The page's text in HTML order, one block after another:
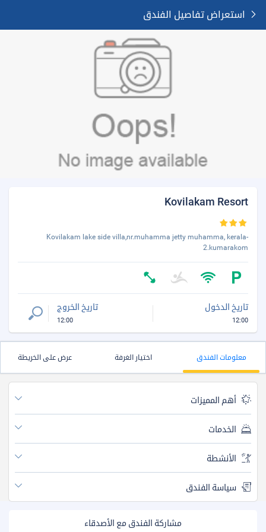
استعراض تفاصيل الفندق
Kovilakam Resort
Kovilakam lake side villa,nr.muhamma jetty muhamma, kerala-
2.kumarakom
تاريخ الدخول
12:00
تاريخ الخروج
12:00
معلومات الفندق اختيار الغرفة عرض على الخريطة
أهم المميزات
الخدمات
الأنشطة
سياسة الفندق
مشاركة الفندق مع الأصدقاء